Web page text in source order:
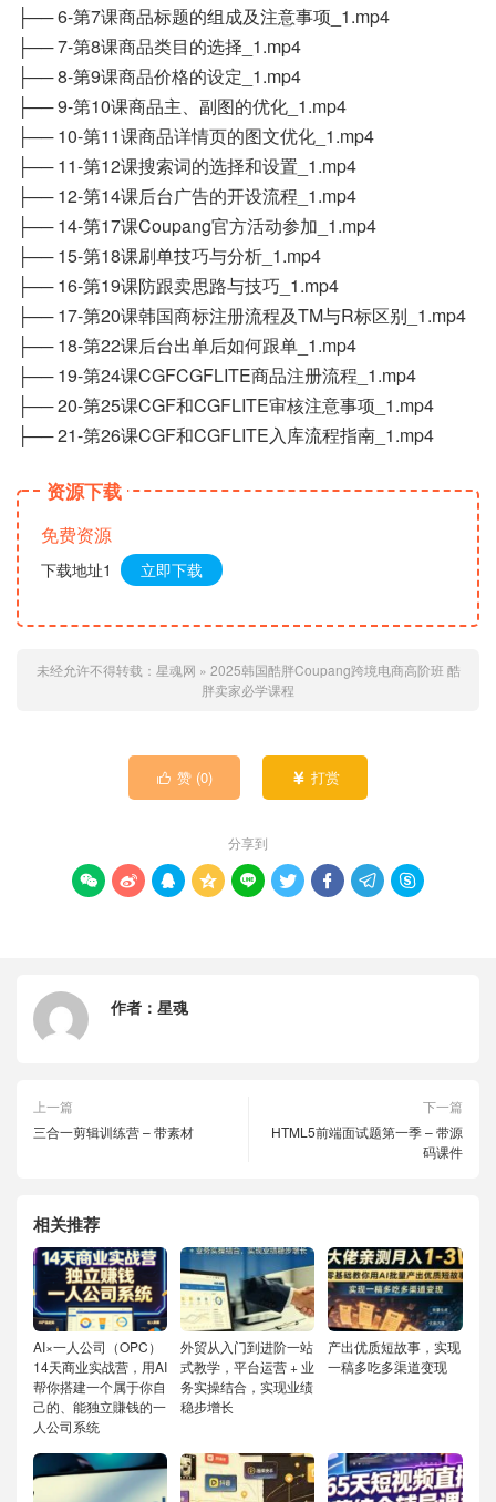
├── 6-第7课商品标题的组成及注意事项_1.mp4
├── 7-第8课商品类目的选择_1.mp4
├── 8-第9课商品价格的设定_1.mp4
├── 9-第10课商品主、副图的优化_1.mp4
├── 10-第11课商品详情页的图文优化_1.mp4
├── 11-第12课搜索词的选择和设置_1.mp4
├── 12-第14课后台广告的开设流程_1.mp4
├── 14-第17课Coupang官方活动参加_1.mp4
├── 15-第18课刷单技巧与分析_1.mp4
├── 16-第19课防跟卖思路与技巧_1.mp4
├── 17-第20课韩国商标注册流程及TM与R标区别_1.mp4
├── 18-第22课后台出单后如何跟单_1.mp4
├── 19-第24课CGFCGFLITE商品注册流程_1.mp4
├── 20-第25课CGF和CGFLITE审核注意事项_1.mp4
├── 21-第26课CGF和CGFLITE入库流程指南_1.mp4
资源下载
免费资源
下载地址1 立即下载
未经允许不得转载： 星魂网 » 2025韩国酷胖Coupang跨境电商高阶班 酷
胖卖家必学课程
 赞 (0)  打赏
分享到
        
作者： 星魂
上一篇
三合一剪辑训练营 – 带素材
下一篇
HTML5前端面试题第一季 – 带源
码课件
相关推荐
AI×一人公司（OPC）
14天商业实战营，用AI
帮你搭建一个属于你自
己的、能独立賺钱的一
人公司系统
外贸从入门到进阶一站
式教学，平台运营 + 业
务实操结合，实现业绩
稳步增长
产出优质短故事，实现
一稿多吃多渠道变现